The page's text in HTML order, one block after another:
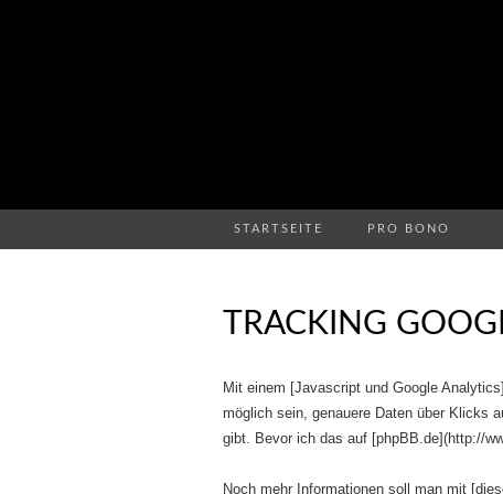
STARTSEITE PRO BONO
TRACKING
Mit einem [Javascript und Google
möglich sein, genauere Daten über Klicks
gibt. Bevor ich das auf [phpBB.de](http://
Noch mehr Informationen soll man mit